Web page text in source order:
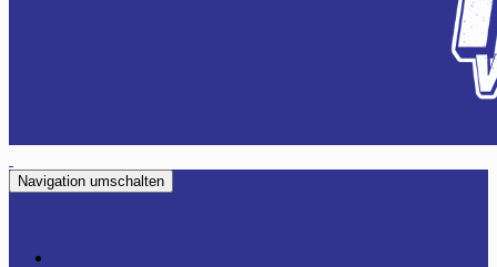
Navigation umschalten